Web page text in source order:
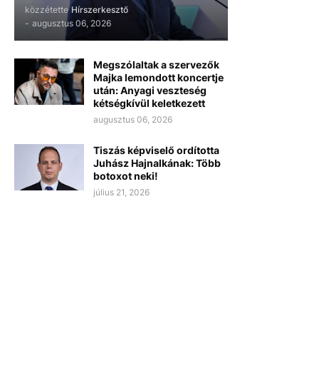
közzétette Hírszerkesztő
- augusztus 06, 2026
Megszólaltak a szervezők
Majka lemondott koncertje
után: Anyagi veszteség
kétségkívül keletkezett
augusztus 06, 2026
Tiszás képviselő ordította
Juhász Hajnalkának: Több
botoxot neki!
július 21, 2026